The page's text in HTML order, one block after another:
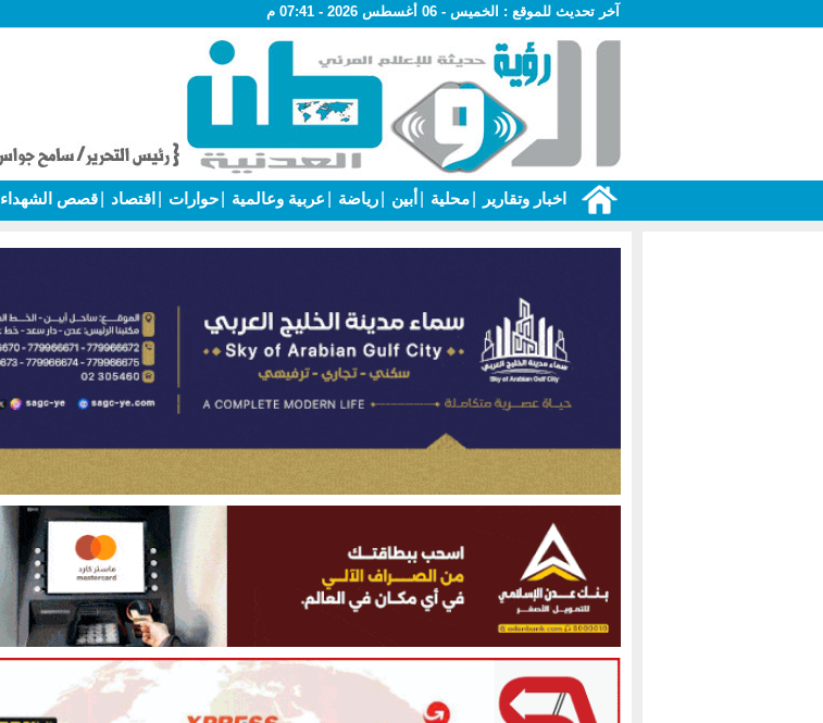
آخر تحديث للموقع : الخميس - 06 أغسطس 2026 - 07:41 م
اخبار وتقارير محلية أبين رياضة عربية وعالمية حوارات اقتصاد قصص الشهداء